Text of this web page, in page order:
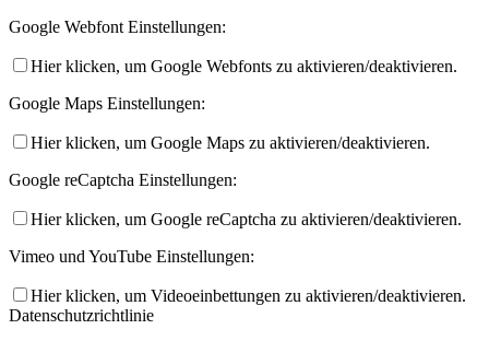
Google Webfont Einstellungen:
Hier klicken, um Google Webfonts zu aktivieren/deaktivieren.
Google Maps Einstellungen:
Hier klicken, um Google Maps zu aktivieren/deaktivieren.
Google reCaptcha Einstellungen:
Hier klicken, um Google reCaptcha zu aktivieren/deaktivieren.
Vimeo und YouTube Einstellungen:
Hier klicken, um Videoeinbettungen zu aktivieren/deaktivieren.
Datenschutzrichtlinie